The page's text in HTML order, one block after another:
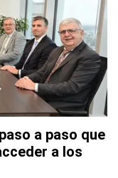
a paso que
a los